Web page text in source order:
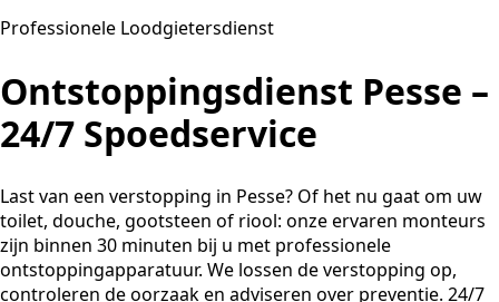
Professionele Loodgietersdienst
Ontstoppingsdienst Pesse –
24/7 Spoedservice
Last van een verstopping in Pesse? Of het nu gaat om uw
toilet, douche, gootsteen of riool: onze ervaren monteurs
zijn binnen 30 minuten bij u met professionele
ontstoppingapparatuur. We lossen de verstopping op,
controleren de oorzaak en adviseren over preventie. 24/7